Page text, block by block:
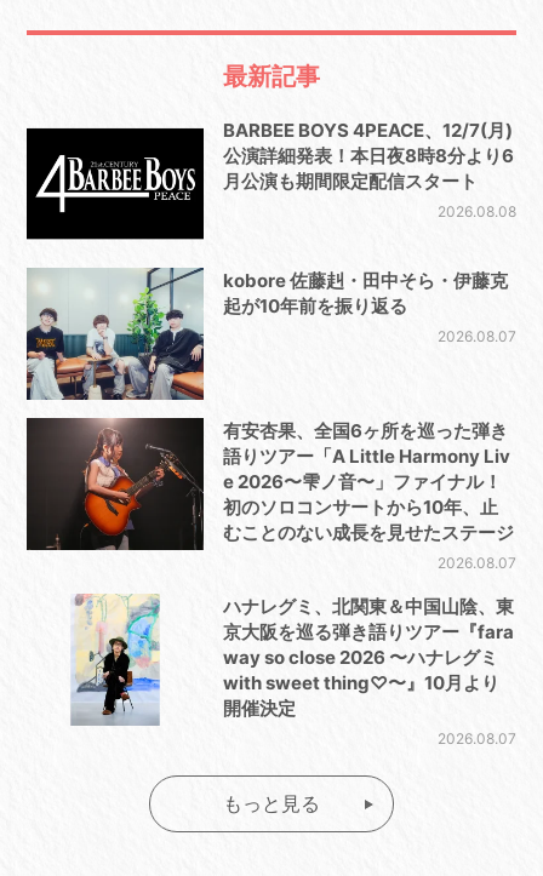
最新記事
BARBEE BOYS 4PEACE、12/7(月)
公演詳細発表！本日夜8時8分より6
月公演も期間限定配信スタート
2026.08.08
kobore 佐藤赳・田中そら・伊藤克
起が10年前を振り返る
2026.08.07
有安杏果、全国6ヶ所を巡った弾き
語りツアー「A Little Harmony Liv
e 2026〜雫ノ音〜」ファイナル！
初のソロコンサートから10年、止
むことのない成長を見せたステージ
2026.08.07
ハナレグミ、北関東＆中国山陰、東
京大阪を巡る弾き語りツアー『fara
way so close 2026 〜ハナレグミ
with sweet thing♡〜』10月より
開催決定
2026.08.07
もっと見る